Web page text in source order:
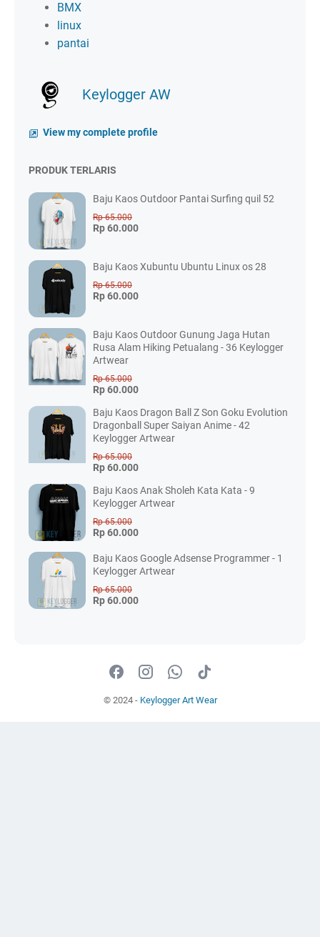
BMX
linux
pantai
Keylogger AW
View my complete profile
PRODUK TERLARIS
Baju Kaos Outdoor Pantai Surfing quil 52
Rp 65.000
Rp 60.000
Baju Kaos Xubuntu Ubuntu Linux os 28
Rp 65.000
Rp 60.000
Baju Kaos Outdoor Gunung Jaga Hutan
Rusa Alam Hiking Petualang - 36 Keylogger
Artwear
Rp 65.000
Rp 60.000
Baju Kaos Dragon Ball Z Son Goku Evolution
Dragonball Super Saiyan Anime - 42
Keylogger Artwear
Rp 65.000
Rp 60.000
Baju Kaos Anak Sholeh Kata Kata - 9
Keylogger Artwear
Rp 65.000
Rp 60.000
Baju Kaos Google Adsense Programmer - 1
Keylogger Artwear
Rp 65.000
Rp 60.000
© 2024 - Keylogger Art Wear